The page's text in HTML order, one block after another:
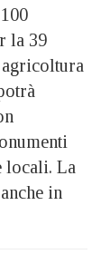
la 39
locali. La
in